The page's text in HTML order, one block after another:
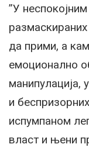
”У
да прими, а
емоционално
манипулација,
и
испумпаном
власт и њени